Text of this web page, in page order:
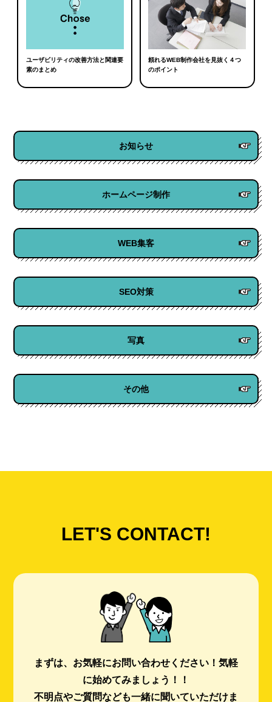
ユーザビリティの改善方法と関連要
素のまとめ
頼れるWEB制作会社を見抜く４つ
のポイント
お知らせ
ホームページ制作
WEB集客
SEO対策
写真
その他
LET'S CONTACT!
まずは、お気軽にお問い合わせください！ 気軽
に始めてみましょう！！
不明点やご質問なども一緒に聞いていただけま